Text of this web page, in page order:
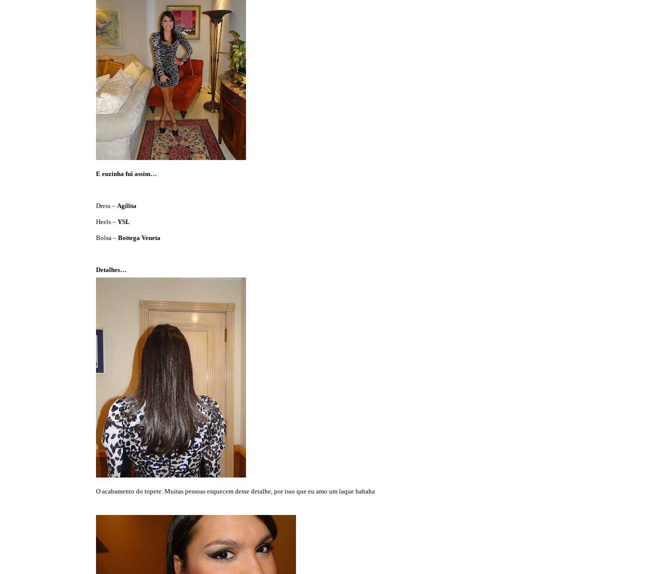
E euzinha fui assim…
Dress – Agilita
Heels – YSL
Bolsa – Bottega Veneta
Detalhes…
O acabamento do topete. Muitas pessoas esquecem desse detalhe, por isso que eu amo um laque hahaha